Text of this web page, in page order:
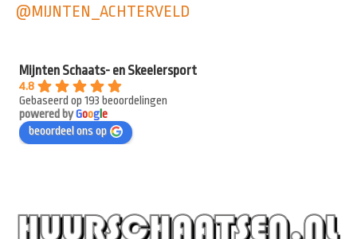
@MIJNTEN_ACHTERVELD
Mijnten Schaats- en Skeelersport
4.8
Gebaseerd op 193 beoordelingen
powered byGooge
beoordeel ons op